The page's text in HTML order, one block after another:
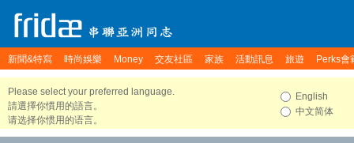
新聞&特寫 時尚娛樂 Money 交友社區 家族 活動訊息 旅遊 Perks會
Please select your preferred language.
請選擇你慣用的語言。
请选择你惯用的语言。
English
中文简体